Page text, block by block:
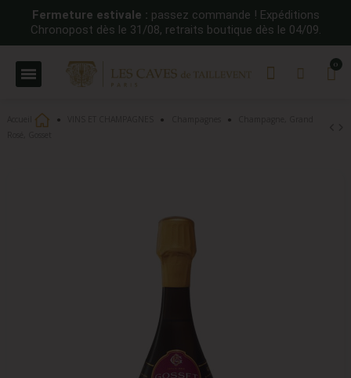
Fermeture estivale : passez commande ! Expéditions
Chronopost dès le 31/08, retraits boutique dès le 04/09.